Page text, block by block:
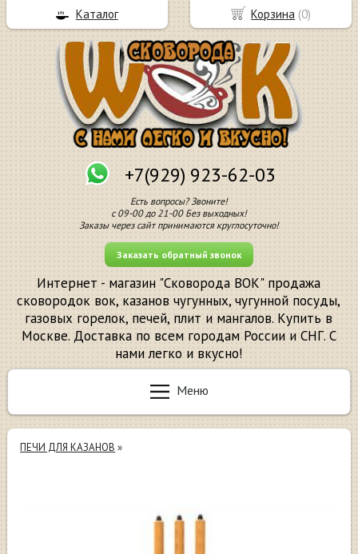
+7(929) 923-62-03
Есть вопросы? Звоните!
с 09-00 до 21-00 Без выходных!
Заказы через сайт принимаются круглосуточно!
Заказать обратный звонок
Интернет - магазин "Сковорода ВОК" продажа
сковородок вок, казанов чугунных, чугунной посуды,
газовых горелок, печей, плит и мангалов. Купить в
Москве. Доставка по всем городам России и СНГ. С
нами легко и вкусно!
Меню
ПЕЧИ ДЛЯ КАЗАНОВ »
Корзина (0)
Каталог